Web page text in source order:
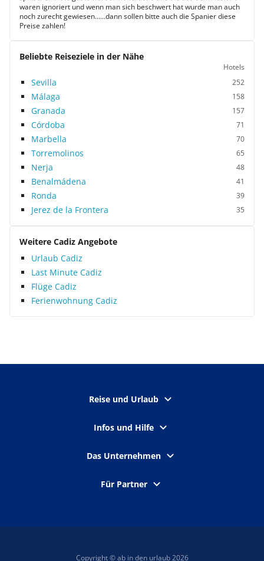
waren ignoriert und wenn man sich beschwert hat wurde man auch
noch zurecht gewiesen......dann sollen bitte auch die Spanier diese
Preise zahlen!
Beliebte Reiseziele in der Nähe
Hotels
Sevilla 252
Málaga 158
Granada 157
Córdoba 71
Marbella 70
Torremolinos 65
Nerja 48
Benalmádena 41
Ronda 39
Jerez de la Frontera 35
Weitere Cadiz Angebote
Urlaub Cadiz
Last Minute Cadiz
Flüge Cadiz
Ferienwohnung Cadiz
Reise und Urlaub
Infos und Hilfe
Das Unternehmen
Für Partner
Copyright © ab in den urlaub 2026